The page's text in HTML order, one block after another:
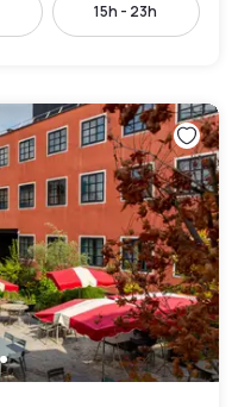
15h - 23h